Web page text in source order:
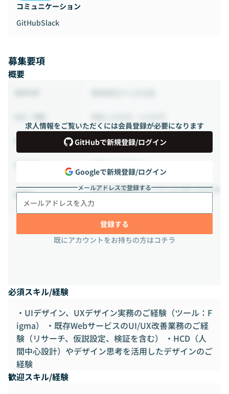
コミュニケーション
GitHubSlack
募集要項
概要
求人情報をご覧いただくには会員登録が必要になります
GitHubで新規登録/ログイン
Googleで新規登録/ログイン
メールアドレスで登録する
登録する
既にアカウントをお持ちの方はコチラ
40時間 ~ 80時間（週10 ~ 20時間）
勤務地
神奈川県鎌倉市雪ノ下1-12-5M’s Ark KA
MAKURA 2階
必須スキル/経験
・UIデザイン、UXデザイン実務のご経験（ツール：F
igma） ・既存WebサービスのUI/UX改善業務のご経
験（リサーチ、仮説設定、検証を含む） ・HCD（人
間中心設計）やデザイン思考を活用したデザインのご
経験
歓迎スキル/経験